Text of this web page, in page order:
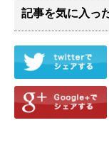
記事を気に入っ